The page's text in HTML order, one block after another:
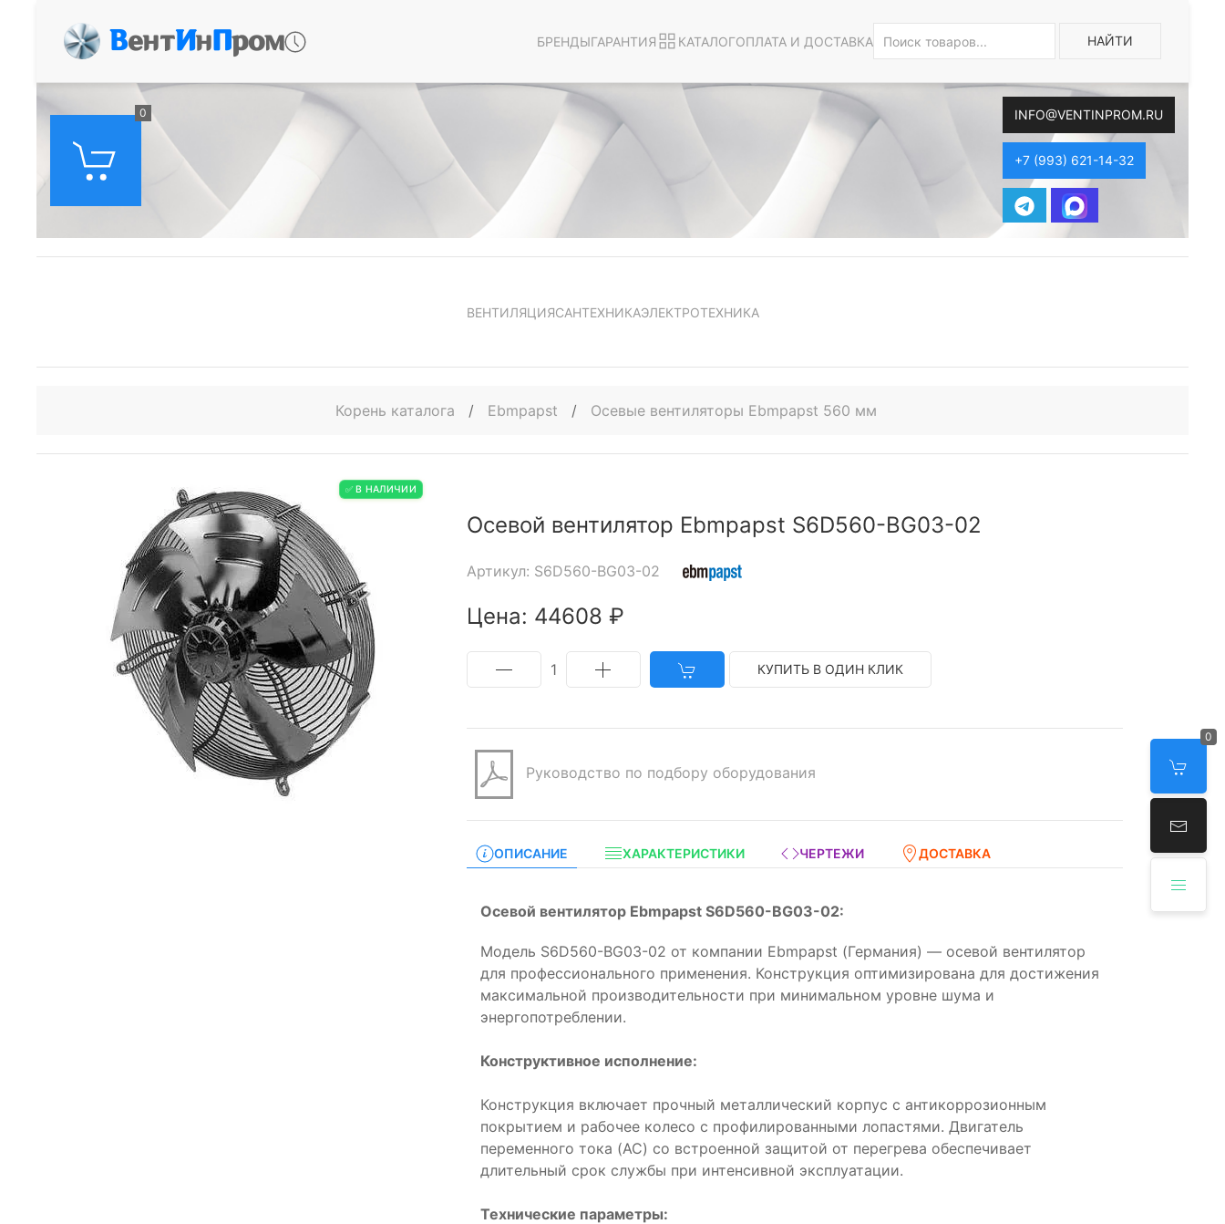
ВентИнПром БРЕНДЫГАРАНТИЯ КАТАЛОГОПЛАТА И ДОСТАВКА НАЙТИ
0 INFO@VENTINPROM.RU
+7 (993) 621-14-32
0
ВЕНТИЛЯЦИЯСАНТЕХНИКАЭЛЕКТРОТЕХНИКА
Корень каталога / Ebmpapst / Осевые вентиляторы Ebmpapst 560 мм
✅ В НАЛИЧИИ
Осевой вентилятор Ebmpapst S6D560-BG03-02
Артикул: S6D560-BG03-02
Цена: 44608 ₽
1 КУПИТЬ В ОДИН КЛИК
Руководство по подбору оборудования
ОПИСАНИЕ ХАРАКТЕРИСТИКИ ЧЕРТЕЖИ ДОСТАВКА
Осевой вентилятор Ebmpapst S6D560-BG03-02:
Модель S6D560-BG03-02 от компании Ebmpapst (Германия) — осевой вентилятор
для профессионального применения. Конструкция оптимизирована для достижения
максимальной производительности при минимальном уровне шума и
энергопотреблении.
Конструктивное исполнение:
Конструкция включает прочный металлический корпус с антикоррозионным
покрытием и рабочее колесо с профилированными лопастями. Двигатель
переменного тока (AC) со встроенной защитой от перегрева обеспечивает
длительный срок службы при интенсивной эксплуатации.
Технические параметры: